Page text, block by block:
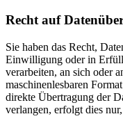
Recht auf
Sie haben das Recht,
Einwilligung oder in
verarbeiten, an sich oder
maschinenlesbaren
direkte Übertragung der
verlangen, erfolgt dies